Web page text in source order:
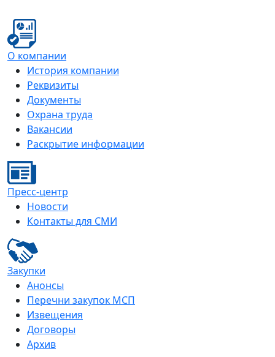
О компании
История компании
Реквизиты
Документы
Охрана труда
Вакансии
Раскрытие информации
Пресс-центр
Новости
Контакты для СМИ
Закупки
Анонсы
Перечни закупок МСП
Извещения
Договоры
Архив